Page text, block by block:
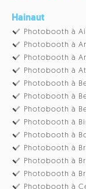
Hainaut
Photobooth à
Photobooth à
Photobooth à
Photobooth à
Photobooth à
Photobooth à
Photobooth à
Photobooth à
Photobooth à
Photobooth à
Photobooth à
Photobooth à
Photobooth à